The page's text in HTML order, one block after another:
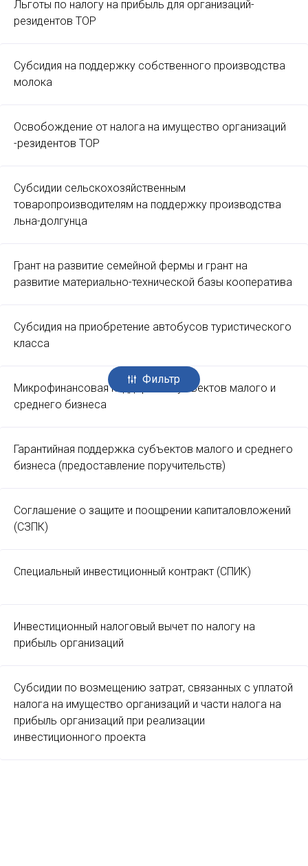
Фильтр
Льготы по налогу на прибыль для организаций-
резидентов ТОР
Субсидия на поддержку собственного производства
молока
Освобождение от налога на имущество организаций
-резидентов ТОР
Субсидии сельскохозяйственным
товаропроизводителям на поддержку производства
льна-долгунца
Грант на развитие семейной фермы и грант на
развитие материально-технической базы кооператива
Субсидия на приобретение автобусов туристического
класса
Микрофинансовая поддержка субъектов малого и
среднего бизнеса
Гарантийная поддержка субъектов малого и среднего
бизнеса (предоставление поручительств)
Соглашение о защите и поощрении капиталовложений
(СЗПК)
Специальный инвестиционный контракт (СПИК)
Инвестиционный налоговый вычет по налогу на
прибыль организаций
Субсидии по возмещению затрат, связанных с уплатой
налога на имущество организаций и части налога на
прибыль организаций при реализации
инвестиционного проекта